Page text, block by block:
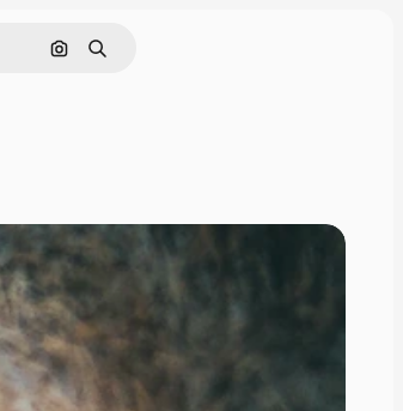
Поиск по изображению
Поиск